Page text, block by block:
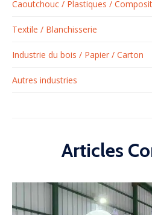
Caoutchouc / Plastiques /
Textile / Blanchisserie
Industrie du bois / Papier / Carton
Autres industries
Articles